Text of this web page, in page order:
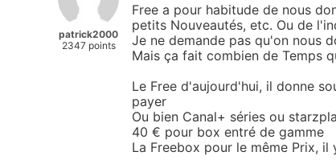
patrick2000
2347 points
Free a pour habitude de nous
petits Nouveautés, etc. Ou de
Je ne demande pas qu'on nous
Mais ça fait combien de Temps
Le Free d'aujourd'hui, il donne
payer
Ou bien Canal+ séries ou
40 € pour box entré de gamme
La Freebox pour le même Prix,